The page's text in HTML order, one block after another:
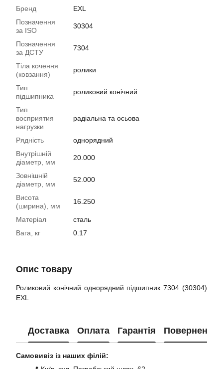
Бренд
EXL
Позначення
за ISO
30304
Позначення
за ДСТУ
7304
Тіла кочення
(ковзання)
ролики
Тип
підшипника
роликовий конічний
Тип
восприятия
нагрузки
радіальна та осьова
Рядність
однорядний
Внутрішній
діаметр, мм
20.000
Зовнішній
діаметр, мм
52.000
Висота
(ширина), мм
16.250
Матеріал
сталь
Вага, кг
0.17
Опис товару
Роликовий конічний однорядний підшипник 7304 (30304)
EXL
Доставка Оплата Гарантія Повернення
Самовивіз із наших філій: